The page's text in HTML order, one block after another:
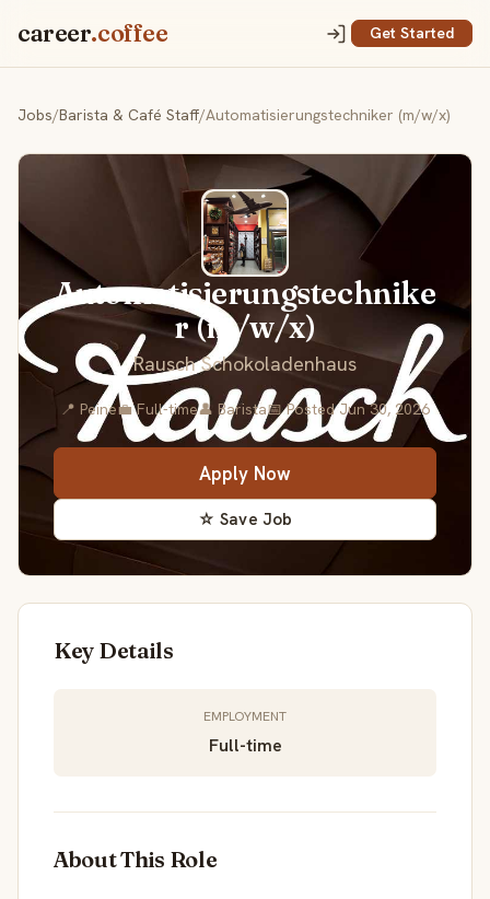
career.coffee Get Started
Jobs/Barista & Café Staff/Automatisierungstechniker (m/w/x)
Automatisierungstechnike
r (m/w/x)
Rausch Schokoladenhaus
📍 Peine💼 Full-time👤 Barista📅 Posted Jun 30, 2026
Apply Now
☆ Save Job
Key Details
EMPLOYMENT
Full-time
About This Role